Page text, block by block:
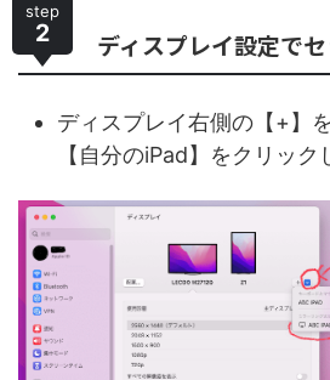
step
2 ディスプレイ設定で
ディスプレイ右側の【+】
【自分のiPad】をクリック